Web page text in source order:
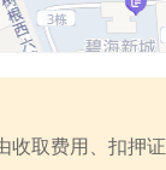
取费用、扣押